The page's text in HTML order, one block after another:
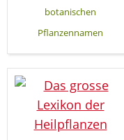
botanischen
Pflanzennamen